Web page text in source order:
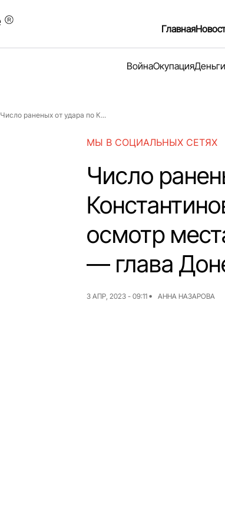
Главная
ВойнаОкупацияДеньги
Число раненых от удара по К...
МЫ В СОЦИАЛЬНЫХ СЕТЯХ
Число
осмотр
— глава
3 АПР, 2023 - 09:11 АННА НАЗАРОВА